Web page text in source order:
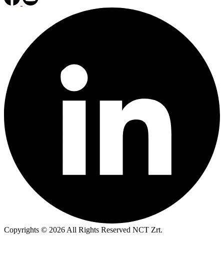
Copyrights © 2026 All Rights Reserved NCT Zrt.